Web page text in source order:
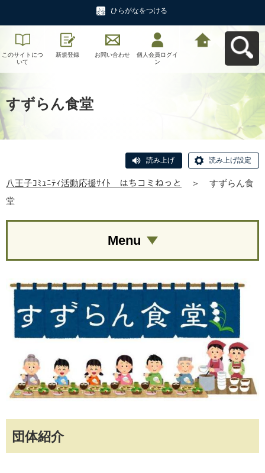
ひらがなをつける
このサイトにつ
いて
新規登録 お問い合わせ
個人会員ログイ
ン
すずらん食堂
読み上げ 読み上げ設定
八王子ｺﾐｭﾆﾃｨ活動応援ｻｲﾄ はちコミねっと ＞
すずらん食
堂
団体紹介
Menu